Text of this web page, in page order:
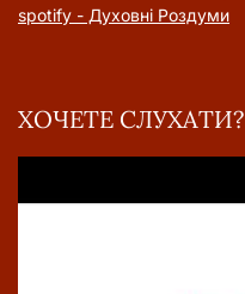
spotify - Духовні Роздуми
ХОЧЕТЕ СЛУХАТИ?